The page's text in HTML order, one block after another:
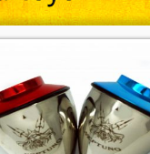
de toupies